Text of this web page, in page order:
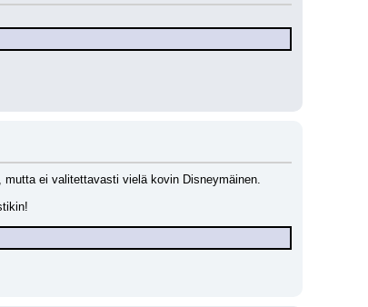
ei valitettavasti vielä kovin Disneymäinen.